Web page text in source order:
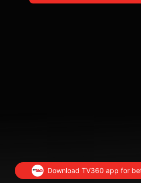
Download TV360 app for